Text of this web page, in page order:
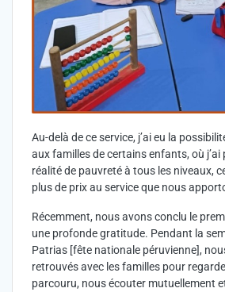
Au-delà de ce service, j’ai eu la
aux familles de certains enfants, où
réalité de pauvreté à tous les niveaux,
plus de prix au service que nous
Récemment, nous avons conclu le
une profonde gratitude. Pendant la
Patrias [fête nationale péruvienne],
retrouvés avec les familles pour
parcouru, nous écouter mutuellement